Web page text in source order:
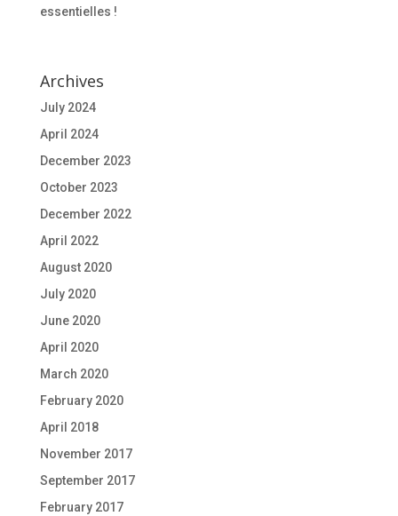
essentielles !
Archives
July 2024
April 2024
December 2023
October 2023
December 2022
April 2022
August 2020
July 2020
June 2020
April 2020
March 2020
February 2020
April 2018
November 2017
September 2017
February 2017